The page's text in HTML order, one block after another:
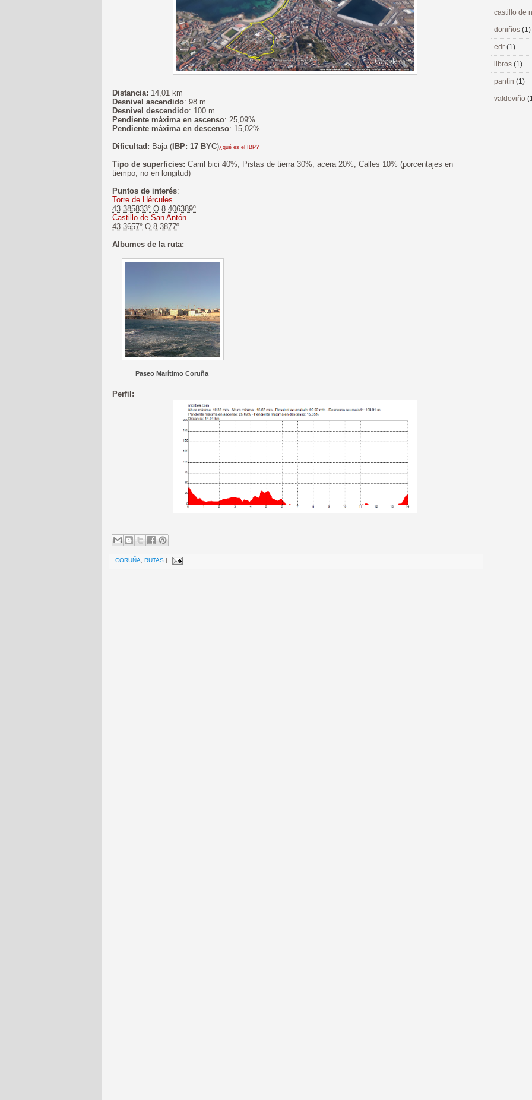
Distancia: 14,01 km
Desnivel ascendido: 98 m
Desnivel descendido: 100 m
Pendiente máxima en ascenso: 25,09%
Pendiente máxima en descenso: 15,02%
Dificultad: Baja ( IBP: 17 BYC)¿qué es el IBP?
Tipo de superficies: Carril bici 40%, Pistas de tierra 30%, acera 20%, Calles 10% (porcentajes en
tiempo, no en longitud)
Puntos de interés:
Torre de Hércules
43.385833° O 8.406389º
Castillo de San Antón
43.3657° O 8.3877º
Albumes de la ruta:
Paseo Marítimo Coruña
Perfil:
CORUÑA RUTAS |
castillo de
doniños (1)
edr (1)
libros (1)
pantín (1)
valdoviño